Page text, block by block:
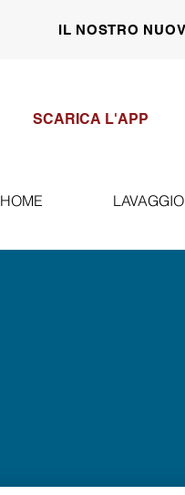
IL NOSTRO
HOME
SCARICA L'APP